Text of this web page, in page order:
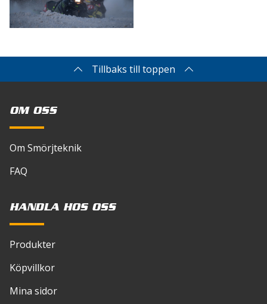
Tillbaks till toppen
OM OSS
Om Smörjteknik
FAQ
HANDLA HOS OSS
Produkter
Köpvillkor
Mina sidor